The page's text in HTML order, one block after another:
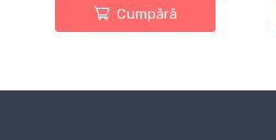
Cumpără